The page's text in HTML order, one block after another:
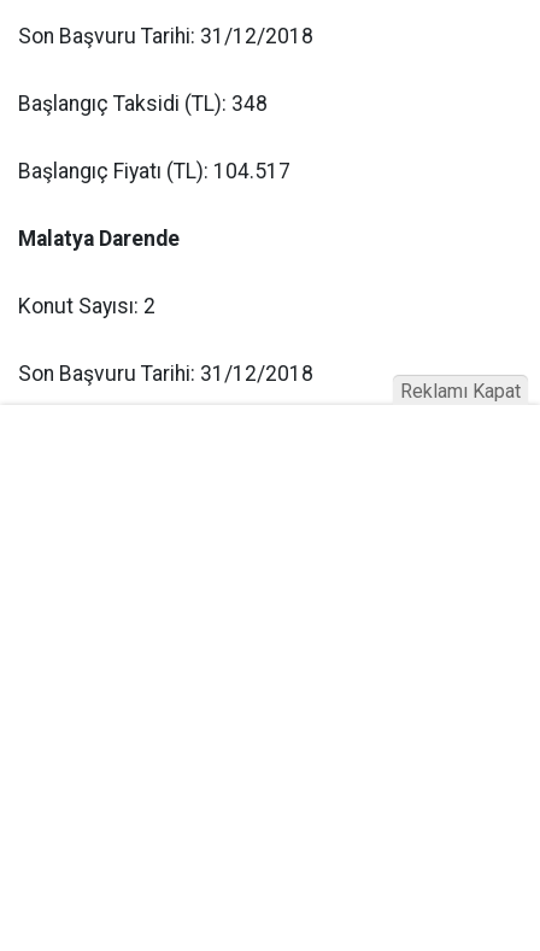
Son Başvuru Tarihi: 31/12/2018
Başlangıç Taksidi (TL): 348
Başlangıç Fiyatı (TL): 104.517
Malatya Darende
Konut Sayısı: 2
Son Başvuru Tarihi: 31/12/2018
Reklamı Kapat